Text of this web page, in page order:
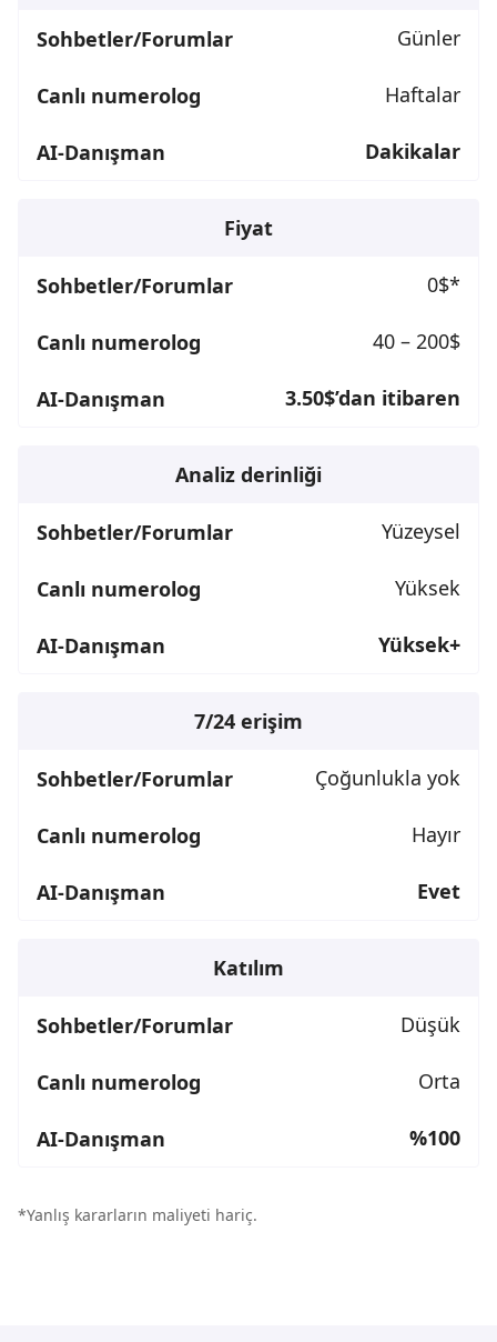
Günler
Haftalar
Dakikalar
Fiyat
0$*
40 – 200$
3.50$’dan itibaren
Analiz derinliği
Yüzeysel
Yüksek
Yüksek+
7/24 erişim
Çoğunlukla yok
Hayır
Evet
Katılım
Düşük
Orta
%100
*Yanlış kararların maliyeti hariç.